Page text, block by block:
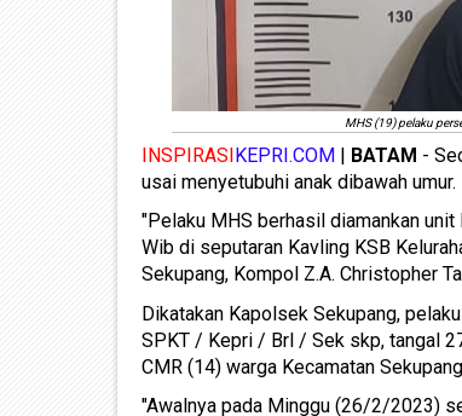
MHS (19) pelaku
INSPIRASIKEPRI.COM | BATAM -
usai menyetubuhi anak dibawah umur.
"Pelaku MHS berhasil diamankan
Wib di seputaran Kavling KSB
Sekupang, Kompol Z.A. Christopher
Dikatakan Kapolsek Sekupang,
SPKT / Kepri / Brl / Sek skp, tangal
CMR (14) warga Kecamatan
"Awalnya pada Minggu (26/2/2023)